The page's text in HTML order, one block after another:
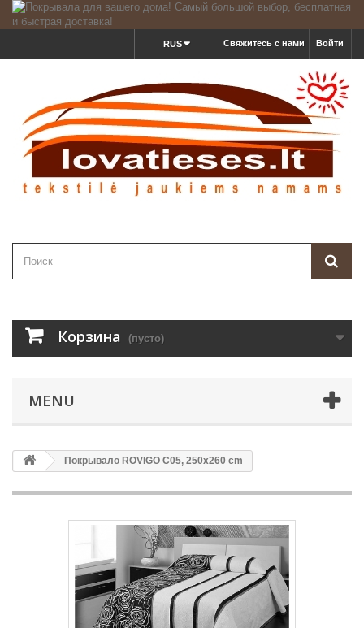
Войти
Свяжитесь с нами
RUS
Корзина (пусто)
MENU
Покрывало ROVIGO C05, 250x260 cm